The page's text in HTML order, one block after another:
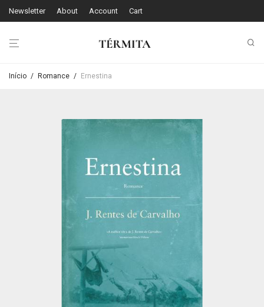
Newsletter About Account Cart
Início / Romance / Ernestina